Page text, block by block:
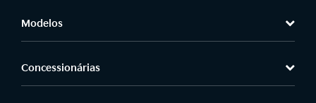
Modelos
Concessionárias